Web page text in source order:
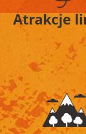
Atrakcje